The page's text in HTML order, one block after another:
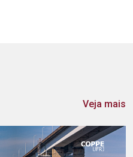
Veja mais